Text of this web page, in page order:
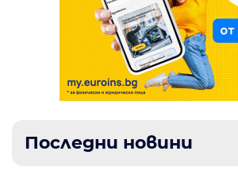
Последни новини